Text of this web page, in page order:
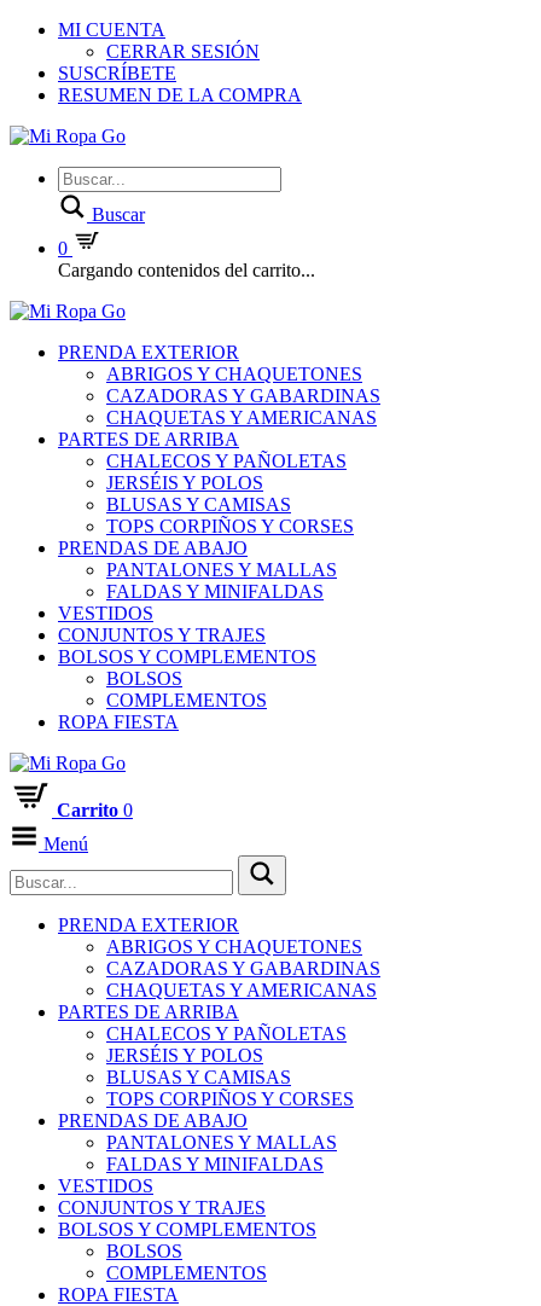
MI CUENTA
CERRAR SESIÓN
SUSCRÍBETE
RESUMEN DE LA COMPRA
Buscar
0
Cargando contenidos del carrito...
PRENDA EXTERIOR
ABRIGOS Y CHAQUETONES
CAZADORAS Y GABARDINAS
CHAQUETAS Y AMERICANAS
PARTES DE ARRIBA
CHALECOS Y PAÑOLETAS
JERSÉIS Y POLOS
BLUSAS Y CAMISAS
TOPS CORPIÑOS Y CORSES
PRENDAS DE ABAJO
PANTALONES Y MALLAS
FALDAS Y MINIFALDAS
VESTIDOS
CONJUNTOS Y TRAJES
BOLSOS Y COMPLEMENTOS
BOLSOS
COMPLEMENTOS
ROPA FIESTA
Carrito 0
Menú
PRENDA EXTERIOR
ABRIGOS Y CHAQUETONES
CAZADORAS Y GABARDINAS
CHAQUETAS Y AMERICANAS
PARTES DE ARRIBA
CHALECOS Y PAÑOLETAS
JERSÉIS Y POLOS
BLUSAS Y CAMISAS
TOPS CORPIÑOS Y CORSES
PRENDAS DE ABAJO
PANTALONES Y MALLAS
FALDAS Y MINIFALDAS
VESTIDOS
CONJUNTOS Y TRAJES
BOLSOS Y COMPLEMENTOS
BOLSOS
COMPLEMENTOS
ROPA FIESTA